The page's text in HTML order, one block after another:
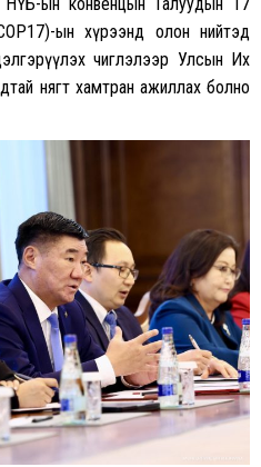
ын хүрээнд олон нийтэд
чиглэлээр Улсын Их
нягт хамтран ажиллах болно